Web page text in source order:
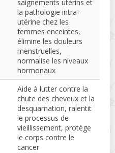
saignements utérins et
la pathologie intra-
utérine chez les
femmes enceintes,
élimine les douleurs
menstruelles,
normalise les niveaux
hormonaux
Aide à lutter contre la
chute des cheveux et la
desquamation, ralentit
le processus de
vieillissement, protège
le corps contre le
cancer